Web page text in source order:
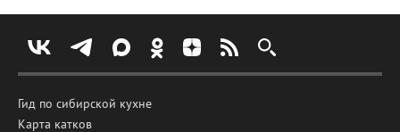
Гид по сибирской кухне
Карта катков